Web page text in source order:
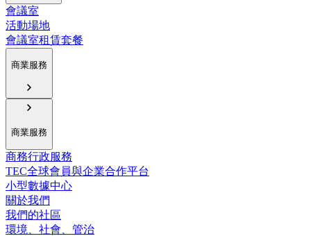
會議室
活動場地
會議室租賃套餐
商業服務
商業服務
商務行政服務
TEC全球會員與企業合作平台
小型數據中心
關於我們
我們的社區
環境、社會、管治